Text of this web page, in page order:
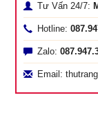
Tư Vấn 24/7:
Hotline:
Zalo:
Email: